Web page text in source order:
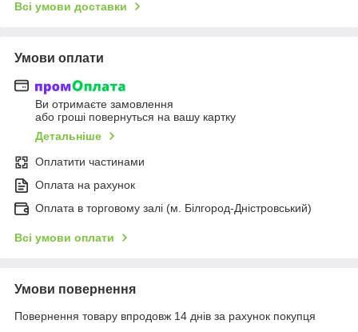
Всі умови доставки
Умови оплати
Ви отримаєте замовлення
або гроші повернуться на вашу картку
Детальніше
Оплатити частинами
Оплата на рахунок
Оплата в торговому залі (м. Білгород-Дністровський)
Всі умови оплати
Умови повернення
Повернення товару впродовж 14 днів за рахунок покупця